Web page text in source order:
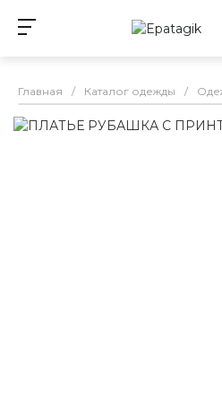
Главная / Каталог одежды /